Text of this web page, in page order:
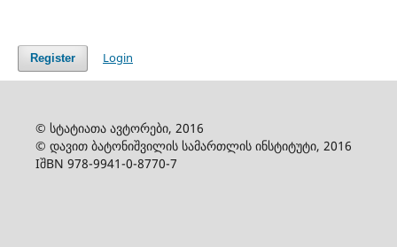
Register Login
© სტატიათა ავტორები, 2016
© დავით ბატონიშვილის სამართლის ინსტიტუტი, 2016
IშBN 978-9941-0-8770-7